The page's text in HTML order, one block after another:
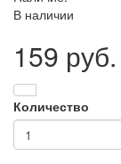
В наличии
159 руб.
Количество